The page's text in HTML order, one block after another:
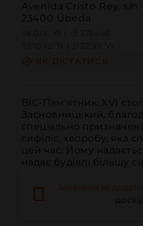
Avenida Cristo Rey, s/n
23400 Úbeda
BIC-Пам'ятник. XVI
Засновницький,
спеціально
сифіліс, хворобу, яка
цей час. Йому
надає будівлі більшу
де лос Кобос. Обидва
ЧИТАТИ ДАЛІ